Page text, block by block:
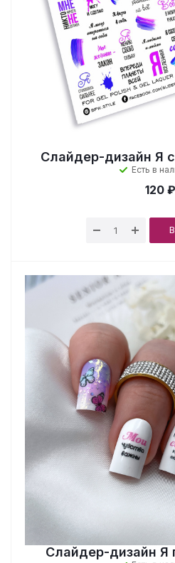
Слайдер-дизайн Я
Есть в
120 ₽
Слайдер-дизайн Я